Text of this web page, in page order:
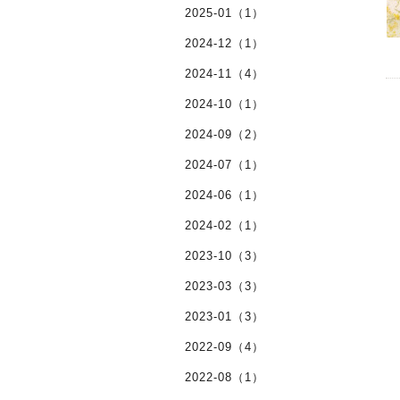
2025-01（1）
2024-12（1）
2024-11（4）
2024-10（1）
2024-09（2）
2024-07（1）
2024-06（1）
2024-02（1）
2023-10（3）
2023-03（3）
2023-01（3）
2022-09（4）
2022-08（1）